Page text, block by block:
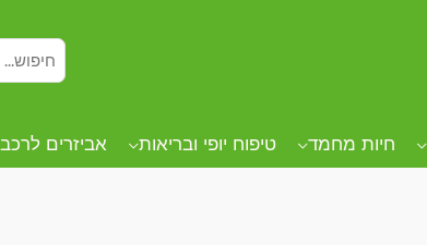
חיות מחמד טיפוח יופי ובריאות אביזרים לרכב